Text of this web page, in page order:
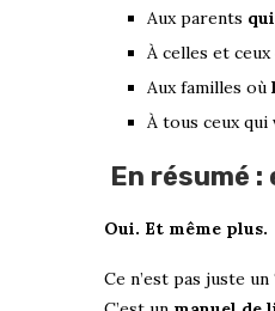
Aux parents
À celles et ceux
Aux familles où
À tous ceux qui
En résumé
Oui. Et même plus.
Ce n’est pas juste un